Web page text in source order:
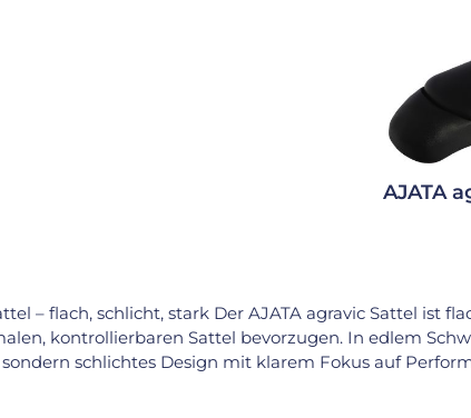
AJATA
– flach, schlicht, stark Der AJATA agravic Sattel ist
kontrollierbaren Sattel bevorzugen. In edlem
schlichtes Design mit klarem Fokus auf